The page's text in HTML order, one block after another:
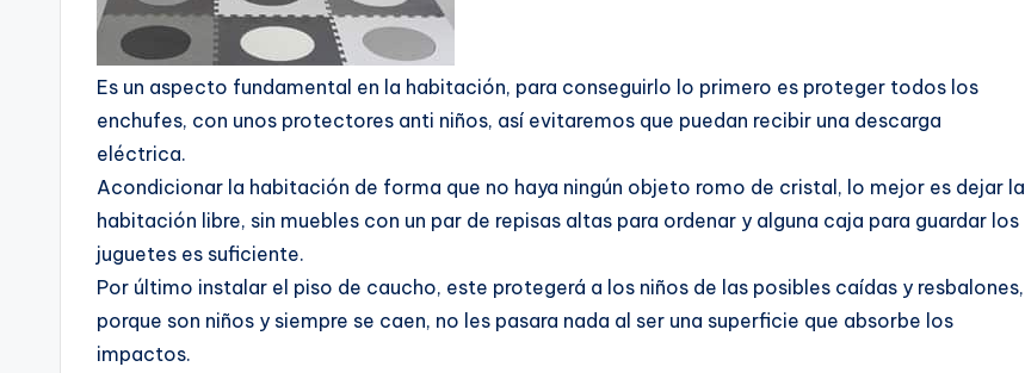
Es un aspecto fundamental en la habitación, para conseguirlo lo primero es proteger todos los
enchufes, con unos protectores anti niños, así evitaremos que puedan recibir una descarga
eléctrica.
Acondicionar la habitación de forma que no haya ningún objeto romo de cristal, lo mejor es dejar la
habitación libre, sin muebles con un par de repisas altas para ordenar y alguna caja para guardar los
juguetes es suficiente.
Por último instalar el piso de caucho, este protegerá a los niños de las posibles caídas y resbalones,
porque son niños y siempre se caen, no les pasara nada al ser una superficie que absorbe los
impactos.